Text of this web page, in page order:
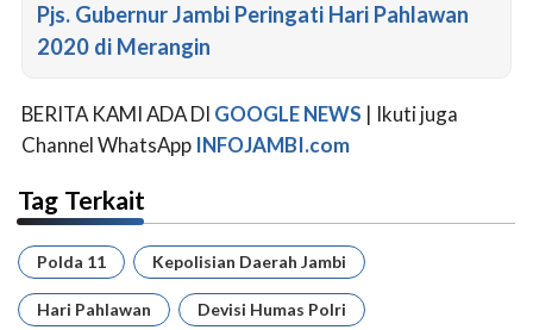
Pjs. Gubernur Jambi Peringati Hari Pahlawan
2020 di Merangin
BERITA KAMI ADA DI GOOGLE NEWS | Ikuti juga
Channel WhatsApp INFOJAMBI.com
Tag Terkait
Polda 11 Kepolisian Daerah Jambi
Hari Pahlawan Devisi Humas Polri